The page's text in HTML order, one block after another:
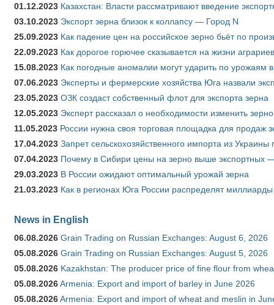
01.12.2023 Казахстан: Власти рассматривают введение
03.10.2023 Экспорт зерна близок к коллапсу — Город N
25.09.2023 Как падение цен на российское зерно бьёт по
22.09.2023 Как дорогое горючее сказывается на жизни аграриев
15.08.2023 Как погодные аномалии могут ударить по урожаям
07.06.2023 Эксперты и фермерские хозяйства Юга назвали
23.05.2023 ОЗК создаст собственный флот для экспорта зерна
12.05.2023 Эксперт рассказал о необходимости изменить
11.05.2023 России нужна своя торговая площадка для продаж
17.04.2023 Запрет сельскохозяйственного импорта из
07.04.2023 Почему в Сибири цены на зерно выше экспортных
29.03.2023 В России ожидают оптимальный урожай зерна
21.03.2023 Как в регионах Юга России распределят
News in English
06.08.2026 Grain Trading on Russian Exchanges: August 6, 2026
05.08.2026 Grain Trading on Russian Exchanges: August 5, 2026
05.08.2026 Kazakhstan: The producer price of fine flour from
05.08.2026Armenia: Export and import of barley in June 2026
05.08.2026Armenia: Export and import of wheat and meslin in